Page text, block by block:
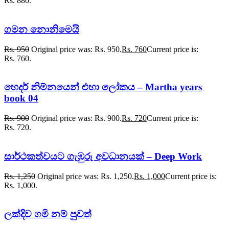
ගමන නොනිමෙයි
Rs.950 Original price was: Rs. 950.Rs. 760Current price is:
Rs. 760.
හෙදර් නිම්නයෙන් එහා ලෝකය – Martha years
book 04
Rs.900 Original price was: Rs. 900.Rs. 720Current price is:
Rs. 720.
සාර්ථකත්වයට ගැඹුරු අවධානයක් – Deep Work
Rs.1,250 Original price was: Rs. 1,250.Rs. 1,000Current price is:
Rs. 1,000.
ලක්දිව ගමි නම් පුවත්